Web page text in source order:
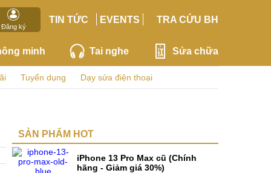
Đăng ký
TIN TỨC EVENTS TRA CỨU BH
minh Tai nghe Sửa chữa
Tuyển dụng Dạy sửa điện thoại
SẢN PHẨM HOT
iPhone 13 Pro Max cũ (Chính
hãng - Giảm giá 30%)